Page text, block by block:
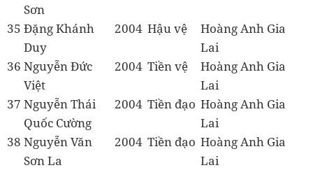
Sơn
35 Đặng Khánh
Duy
2004 Hậu vệ
Hoàng Anh Gia
Lai
36 Nguyễn Đức
Việt
2004 Tiền vệ
Hoàng Anh Gia
Lai
37 Nguyễn Thái
Quốc Cường
2004 Tiền đạo Hoàng Anh Gia
Lai
38 Nguyễn Văn
Sơn La
2004 Tiền đạo Hoàng Anh Gia
Lai